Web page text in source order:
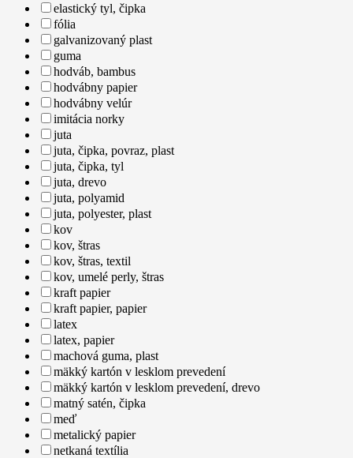
elastický tyl, čipka
fólia
galvanizovaný plast
guma
hodváb, bambus
hodvábny papier
hodvábny velúr
imitácia norky
juta
juta, čipka, povraz, plast
juta, čipka, tyl
juta, drevo
juta, polyamid
juta, polyester, plast
kov
kov, štras
kov, štras, textil
kov, umelé perly, štras
kraft papier
kraft papier, papier
latex
latex, papier
machová guma, plast
mäkký kartón v lesklom prevedení
mäkký kartón v lesklom prevedení, drevo
matný satén, čipka
meď
metalický papier
netkaná textília